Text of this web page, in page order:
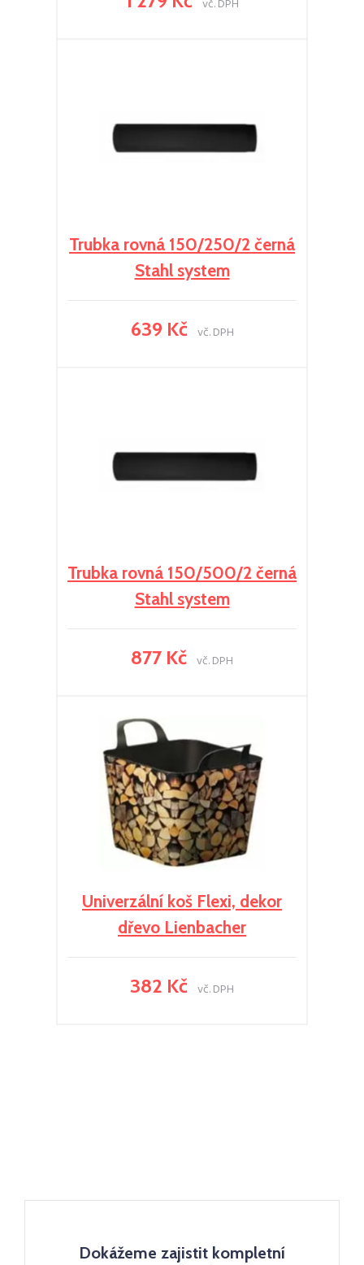
vč. DPH
Trubka rovná 150/250/2 černá
Stahl system
639 Kč vč. DPH
Trubka rovná 150/500/2 černá
Stahl system
877 Kč vč. DPH
Univerzální koš Flexi, dekor
dřevo Lienbacher
382 Kč vč. DPH
Dokážeme zajistit kompletní